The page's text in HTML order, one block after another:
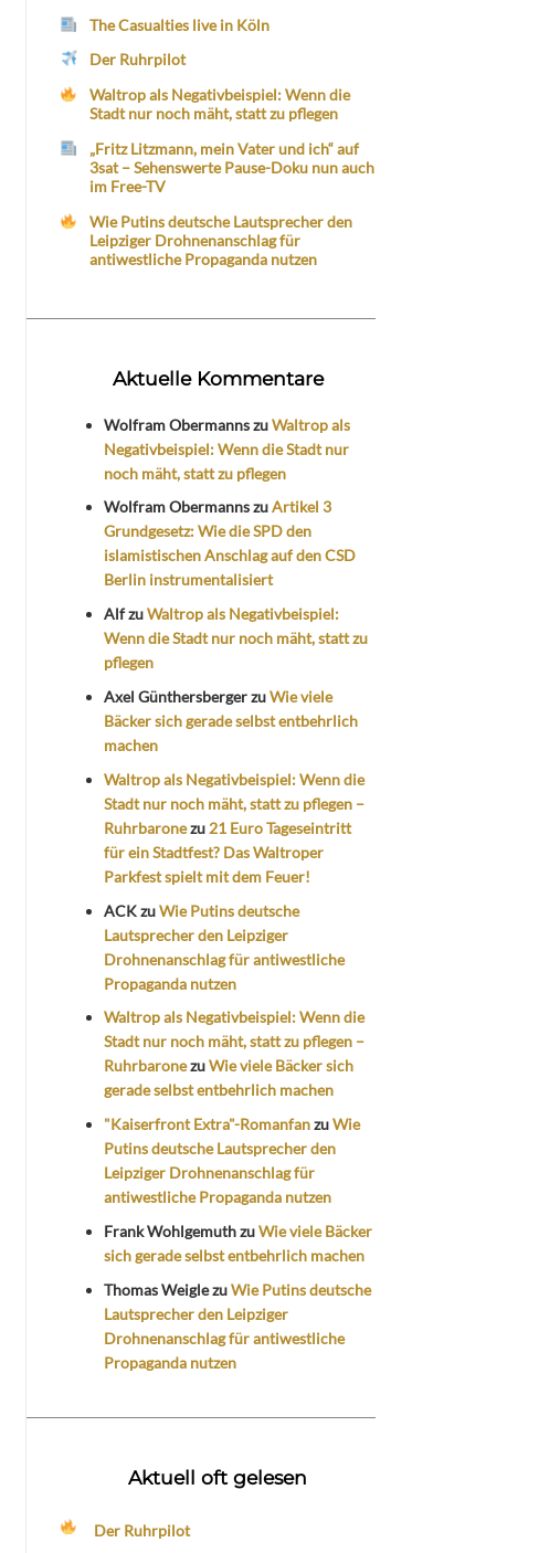
The Casualties live in Köln
Der Ruhrpilot
Waltrop als Negativbeispiel: Wenn die
Stadt nur noch mäht, statt zu pflegen
„Fritz Litzmann, mein Vater und ich“ auf
3sat – Sehenswerte Pause-Doku nun auch
im Free-TV
Wie Putins deutsche Lautsprecher den
Leipziger Drohnenanschlag für
antiwestliche Propaganda nutzen
Aktuelle Kommentare
Wolfram ObermannszuWaltrop als
Negativbeispiel: Wenn die Stadt nur
noch mäht, statt zu pflegen
Wolfram ObermannszuArtikel 3
Grundgesetz: Wie die SPD den
islamistischen Anschlag auf den CSD
Berlin instrumentalisiert
AlfzuWaltrop als Negativbeispiel:
Wenn die Stadt nur noch mäht, statt zu
pflegen
Axel GünthersbergerzuWie viele
Bäcker sich gerade selbst entbehrlich
machen
Waltrop als Negativbeispiel: Wenn die
Stadt nur noch mäht, statt zu pflegen –
Ruhrbaronezu 21 Euro Tageseintritt
für ein Stadtfest? Das Waltroper
Parkfest spielt mit dem Feuer!
ACKzuWie Putins deutsche
Lautsprecher den Leipziger
Drohnenanschlag für antiwestliche
Propaganda nutzen
Waltrop als Negativbeispiel: Wenn die
Stadt nur noch mäht, statt zu pflegen –
RuhrbaronezuWie viele Bäcker sich
gerade selbst entbehrlich machen
"Kaiserfront Extra"-RomanfanzuWie
Putins deutsche Lautsprecher den
Leipziger Drohnenanschlag für
antiwestliche Propaganda nutzen
Frank WohlgemuthzuWie viele Bäcker
sich gerade selbst entbehrlich machen
Thomas WeiglezuWie Putins deutsche
Lautsprecher den Leipziger
Drohnenanschlag für antiwestliche
Propaganda nutzen
Aktuell oft gelesen
Der Ruhrpilot